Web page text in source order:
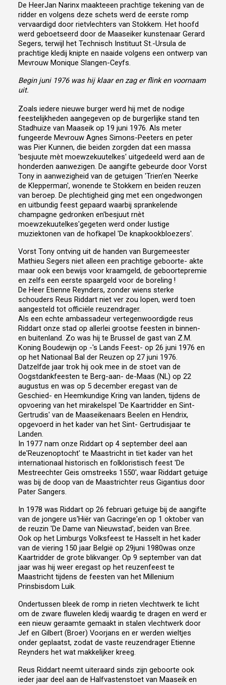
De HeerJan Narinx maakteeen prachtige tekening van de
ridder en volgens deze schets werd de eerste romp
vervaardigd door rietvlechters van Stokkem. Het hoofd
werd geboetseerd door de Maaseiker kunstenaar Gerard
Segers, terwijl het Technisch Instituut St.-Ursula de
prachtige kledij knipte en naaide volgens een ontwerp van
Mevrouw Monique Slangen-Ceyfs.
Begin juni 1976 was hij klaar en zag er flink en voornaam
uit.
Zoals iedere nieuwe burger werd hij met de nodige
feestelijkheden aangegeven op de burgerlijke stand ten
Stadhuize van Maaseik op 19 juni 1976. Als meter
fungeerde Mevrouw Agnes Simons-Peeters en peter
was Pier Kunnen, die beiden zorgden dat een massa
'besjuute mèt moewzekuutelkes' uitgedeeld werd aan de
honderden aanwezigen. De aangifte gebeurde door Vorst
Tony in aanwezigheid van de getuigen 'Trien'en 'Neerke
de Klepperman', wonende te Stokkem en beiden reuzen
van beroep. De plechtigheid ging met een ongedwongen
en uitbundig feest gepaard waarbij sprankelende
champagne gedronken en'besjuut rnèt
moewzekuutelkes'gegeten werd onder lustige
muziektonen van de hofkapel 'De knapkookbloezers'.
Vorst Tony ontving uit de handen van Burgemeester
Mathieu Segers niet alleen een prachtige geboorte- akte
maar ook een bewijs voor kraamgeld, de geboortepremie
en zelfs een eerste spaargeld voor de boreling !
De Heer Etienne Reynders, zonder wiens sterke
schouders Reus Riddart niet ver zou lopen, werd toen
aangesteld tot officiële reuzendrager.
Als een echte ambassadeur vertegenwoordigde reus
Riddart onze stad op allerlei grootse feesten in binnen-
en buitenland. Zo was hij te Brussel de gast van Z.M.
Koning Boudewijn op -'s Lands Feest- op 26 juni 1976 en
op het Nationaal Bal der Reuzen op 27 juni 1976.
Datzelfde jaar trok hij ook mee in de stoet van de
Oogstdankfeesten te Berg-aan- de-Maas (NL) op 22
augustus en was op 5 december eregast van de
Geschied- en Heemkundige Kring van landen, tijdens de
opvoering van het mirakelspel 'De Kaartridder en Sint-
Gertrudis' van de Maaseikenaars Beelen en Hendrix,
opgevoerd in het kader van het Sint- Gertrudisjaar te
Landen.
In 1977 nam onze Riddart op 4 september deel aan
de'Reuzenoptocht' te Maastricht in tiet kader van het
internationaal historisch en folkloristisch feest 'De
Mestreechter Geis omstreeks 1550', waar Riddart getuige
was bij de doop van de Maastrichter reus Gigantius door
Pater Sangers.
In 1978 was Riddart op 26 februari getuige bij de aangifte
van de jongere us'Hiër van Gacringe'en op 1 oktober van
de reuzin 'De Dame van Nieuwstad', beiden van Bree.
Ook op het Limburgs Volksfeest te Hasselt in het kader
van de viering 150 jaar België op 29juni 1980was onze
Kaartridder de grote blikvanger. Op 9 september van dat
jaar was hij weer eregast op het reuzenfeest te
Maastricht tijdens de feesten van het Millenium
Prinsbisdom Luik.
Ondertussen bleek de romp in rieten vlechtwerk te licht
om de zware fluwelen kledij waardig te dragen en werd er
een nieuw geraamte gemaakt in stalen vlechtwerk door
Jef en Gilbert (Broer) Voorjans en er werden wieltjes
onder geplaatst, zodat de vaste reuzendrager Etienne
Reynders het wat makkelijker kreeg.
Reus Riddart neemt uiteraard sinds zijn geboorte ook
ieder jaar deel aan de Halfvastenstoet van Maaseik en